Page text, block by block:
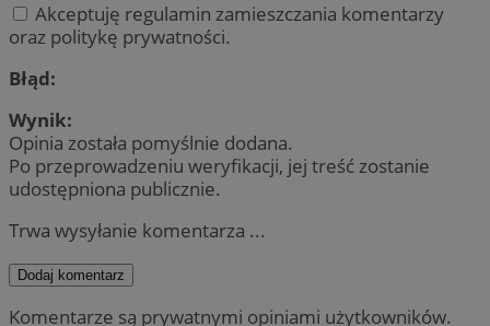
Akceptuję regulamin zamieszczania komentarzy
oraz politykę prywatności.
Błąd:
Wynik:
Opinia została pomyślnie dodana.
Po przeprowadzeniu weryfikacji, jej treść zostanie
udostępniona publicznie.
Trwa wysyłanie komentarza ...
Dodaj komentarz
Komentarze są prywatnymi opiniami użytkowników.